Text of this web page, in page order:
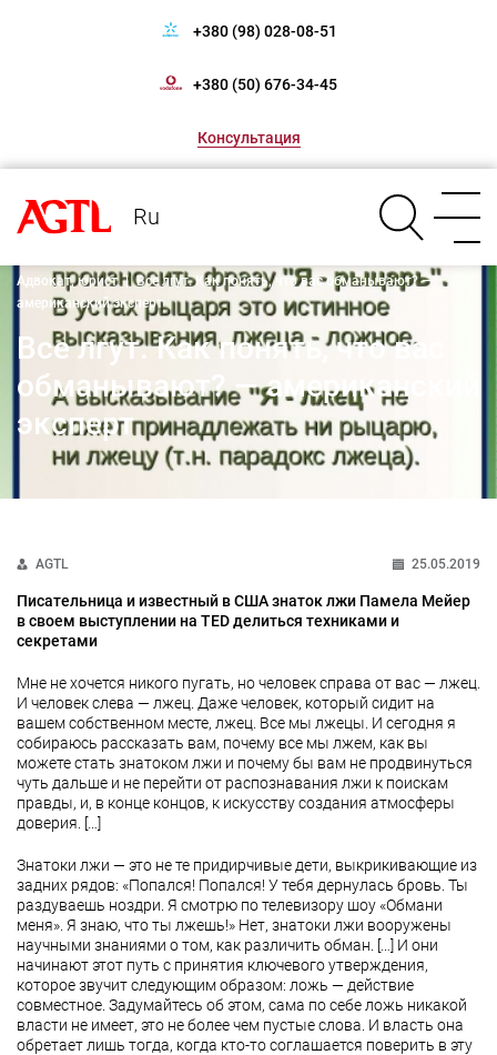
+380 (98) 028-08-51
+380 (50) 676-34-45
Консультация
Ru
Адвокат, юрист | Все лгут. Как понять, что вас обманывают? —
американский эксперт
Все лгут. Как понять, что вас
обманывают? — американский
эксперт
AGTL 25.05.2019
Писательница и известный в США знаток лжи Памела Мейер
в своем выступлении на TED делиться техниками и
секретами
Мне не хочется никого пугать, но человек справа от вас — лжец.
И человек слева — лжец. Даже человек, который сидит на
вашем собственном месте, лжец. Все мы лжецы. И сегодня я
собираюсь рассказать вам, почему все мы лжем, как вы
можете стать знатоком лжи и почему бы вам не продвинуться
чуть дальше и не перейти от распознавания лжи к поискам
правды, и, в конце концов, к искусству создания атмосферы
доверия. […]
Знатоки лжи — это не те придирчивые дети, выкрикивающие из
задних рядов: «Попался! Попался! У тебя дернулась бровь. Ты
раздуваешь ноздри. Я смотрю по телевизору шоу «Обмани
меня». Я знаю, что ты лжешь!» Нет, знатоки лжи вооружены
научными знаниями о том, как различить обман. […] И они
начинают этот путь с принятия ключевого утверждения,
которое звучит следующим образом: ложь — действие
совместное. Задумайтесь об этом, сама по себе ложь никакой
власти не имеет, это не более чем пустые слова. И власть она
обретает лишь тогда, когда кто-то соглашается поверить в эту